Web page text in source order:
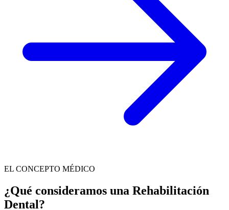
EL CONCEPTO MÉDICO
¿Qué consideramos una Rehabilitación
Dental?